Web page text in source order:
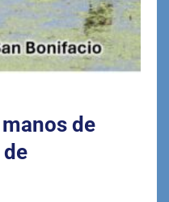
de